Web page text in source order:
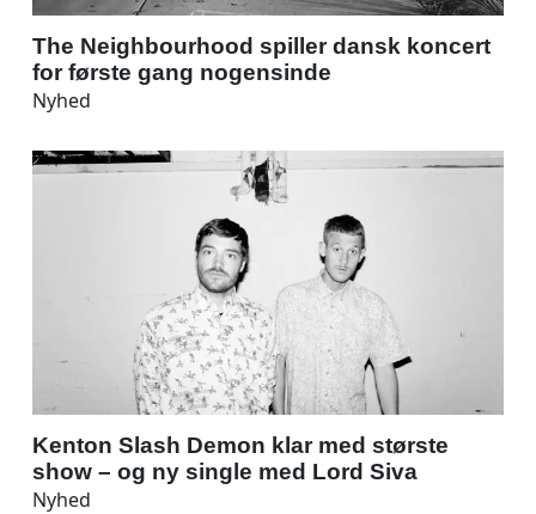
The Neighbourhood spiller dansk koncert
for første gang nogensinde
Nyhed
Kenton Slash Demon klar med største
show – og ny single med Lord Siva
Nyhed